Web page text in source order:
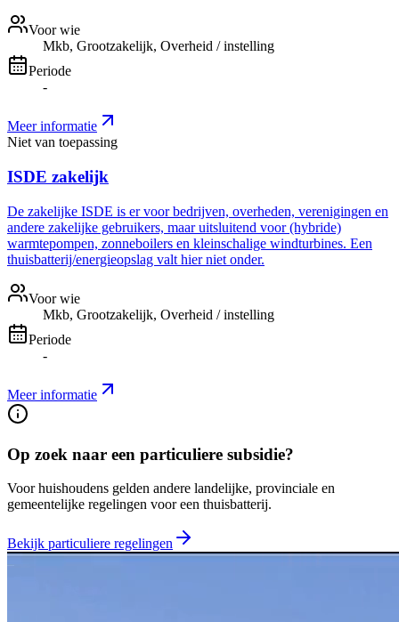
Voor wie
Mkb, Grootzakelijk, Overheid / instelling
Periode
-
Meer informatie
Niet van toepassing
ISDE zakelijk
De zakelijke ISDE is er voor bedrijven, overheden, verenigingen en
andere zakelijke gebruikers, maar uitsluitend voor (hybride)
warmtepompen, zonneboilers en kleinschalige windturbines. Een
thuisbatterij/energieopslag valt hier niet onder.
Voor wie
Mkb, Grootzakelijk, Overheid / instelling
Periode
-
Meer informatie
Op zoek naar een particuliere subsidie?
Voor huishoudens gelden andere landelijke, provinciale en
gemeentelijke regelingen voor een thuisbatterij.
Bekijk particuliere regelingen